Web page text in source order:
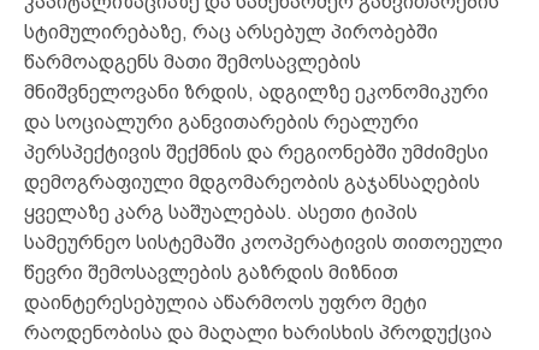
სტიმულირებაზე, რაც არსებულ პირობებში
წარმოადგენს მათი შემოსავლების
მნიშვნელოვანი ზრდის, ადგილზე ეკონომიკური
და სოციალური განვითარების რეალური
პერსპექტივის შექმნის და რეგიონებში უმძიმესი
დემოგრაფიული მდგომარეობის გაჯანსაღების
ყველაზე კარგ საშუალებას. ასეთი ტიპის
სამეურნეო სისტემაში კოოპერატივის თითოეული
წევრი შემოსავლების გაზრდის მიზნით
დაინტერესებულია აწარმოოს უფრო მეტი
რაოდენობისა და მაღალი ხარისხის პროდუქცია